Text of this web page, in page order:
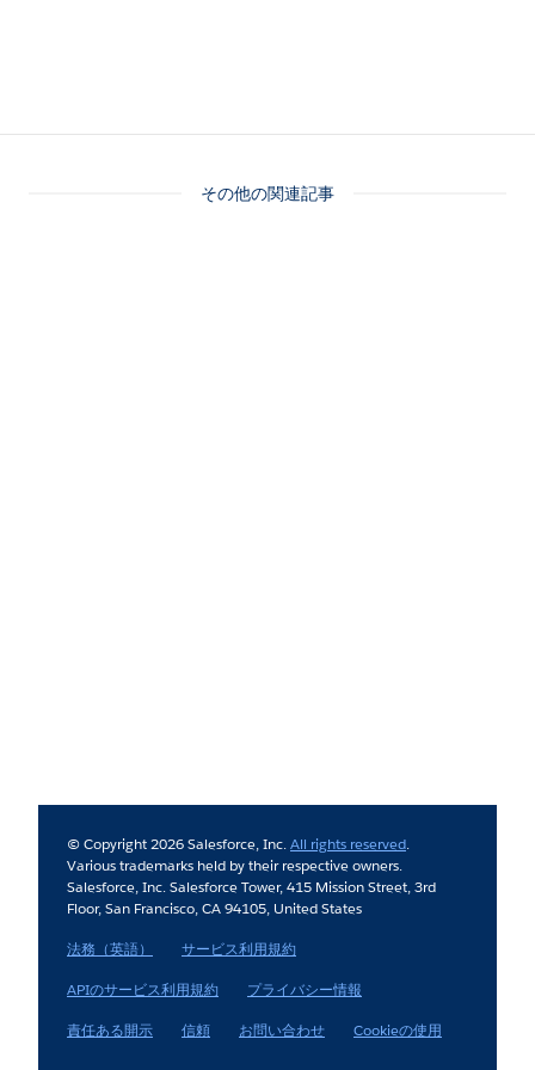
その他の関連記事
© Copyright 2026 Salesforce, Inc.All rights reserved.
Various trademarks held by their respective owners.
Salesforce, Inc. Salesforce Tower, 415 Mission Street, 3rd
Floor, San Francisco, CA 94105, United States
法務（英語）
サービス利用規約
APIのサービス利用規約
プライバシー情報
責任ある開示
信頼 お問い合わせ Cookieの使用